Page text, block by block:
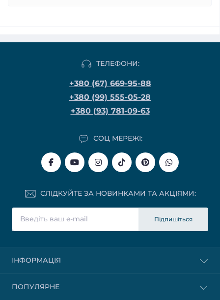
ТЕЛЕФОНИ:
+380 (67) 669-95-88
+380 (99) 555-05-28
+380 (93) 781-09-63
СОЦ МЕРЕЖІ:
СЛІДКУЙТЕ ЗА НОВИНКАМИ ТА АКЦІЯМИ:
Підпишіться
ІНФОРМАЦІЯ
ПОПУЛЯРНЕ